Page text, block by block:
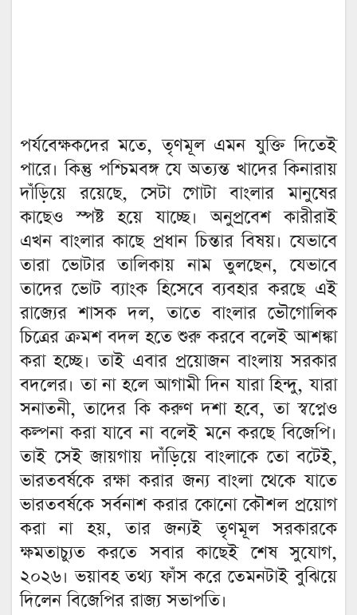
পর্যবেক্ষকদের মতে, তৃণমূল এমন যুক্তি দিতেই
পারে। কিন্তু পশ্চিমবঙ্গ যে অত্যন্ত খাদের কিনারায়
দাঁড়িয়ে রয়েছে, সেটা গোটা বাংলার মানুষের
কাছেও স্পষ্ট হয়ে যাচ্ছে। অনুপ্রবেশ কারীরাই
এখন বাংলার কাছে প্রধান চিন্তার বিষয়। যেভাবে
তারা ভোটার তালিকায় নাম তুলছেন, যেভাবে
তাদের ভোট ব্যাংক হিসেবে ব্যবহার করছে এই
রাজ্যের শাসক দল, তাতে বাংলার ভৌগোলিক
চিত্রের ক্রমশ বদল হতে শুরু করবে বলেই আশঙ্কা
করা হচ্ছে। তাই এবার প্রয়োজন বাংলায় সরকার
বদলের। তা না হলে আগামী দিন যারা হিন্দু, যারা
সনাতনী, তাদের কি করুণ দশা হবে, তা স্বপ্নেও
কল্পনা করা যাবে না বলেই মনে করছে বিজেপি।
তাই সেই জায়গায় দাঁড়িয়ে বাংলাকে তো বটেই,
ভারতবর্ষকে রক্ষা করার জন্য বাংলা থেকে যাতে
ভারতবর্ষকে সর্বনাশ করার কোনো কৌশল প্রয়োগ
করা না হয়, তার জন্যই তৃণমূল সরকারকে
ক্ষমতাচ্যুত করতে সবার কাছেই শেষ সুযোগ,
২০২৬। ভয়াবহ তথ্য ফাঁস করে তেমনটাই বুঝিয়ে
দিলেন বিজেপির রাজ্য সভাপতি।